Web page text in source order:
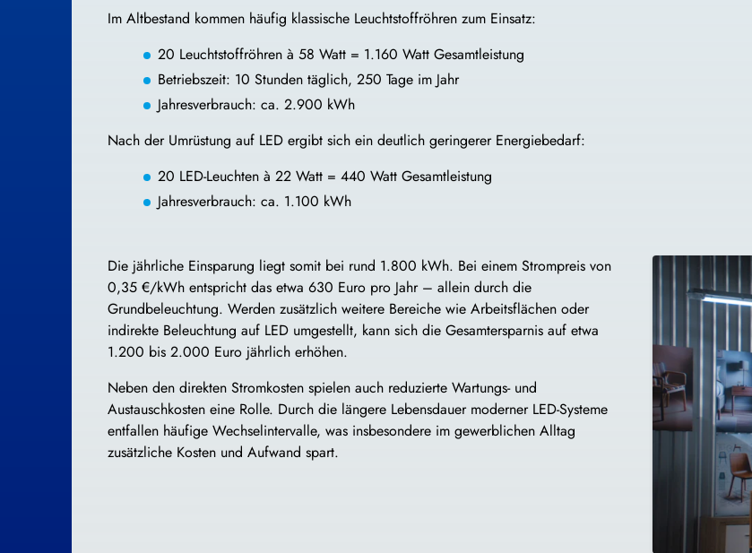
Im Altbestand kommen häufig klassische Leuchtstoffröhren zum Einsatz:
20 Leuchtstoffröhren à 58 Watt = 1.160 Watt Gesamtleistung
Betriebszeit: 10 Stunden täglich, 250 Tage im Jahr
Jahresverbrauch: ca. 2.900 kWh
Nach der Umrüstung auf LED ergibt sich ein deutlich geringerer Energiebedarf:
20 LED-Leuchten à 22 Watt = 440 Watt Gesamtleistung
Jahresverbrauch: ca. 1.100 kWh
Die jährliche Einsparung liegt somit bei rund 1.800 kWh. Bei einem Strompreis von
0,35 €/kWh entspricht das etwa 630 Euro pro Jahr – allein durch die
Grundbeleuchtung. Werden zusätzlich weitere Bereiche wie Arbeitsflächen oder
indirekte Beleuchtung auf LED umgestellt, kann sich die Gesamtersparnis auf etwa
1.200 bis 2.000 Euro jährlich erhöhen.
Neben den direkten Stromkosten spielen auch reduzierte Wartungs- und
Austauschkosten eine Rolle. Durch die längere Lebensdauer moderner LED-Systeme
entfallen häufige Wechselintervalle, was insbesondere im gewerblichen Alltag
zusätzliche Kosten und Aufwand spart.